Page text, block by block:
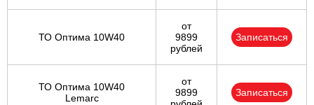
ТО Оптима 10W40
от
9899
рублей
Записаться
ТО Оптима 10W40
Lemarc
от
9899
Записаться